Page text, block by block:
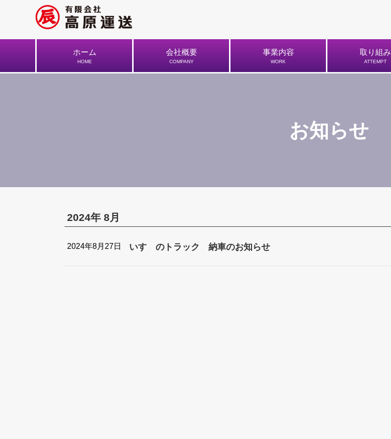
ホーム
HOME
会社概要
COMPANY
事業内容
WORK
取り組み
ATTEMPT
お知らせ
2024年 8月
2024年8月27日 いすゞのトラック 納車のお知らせ